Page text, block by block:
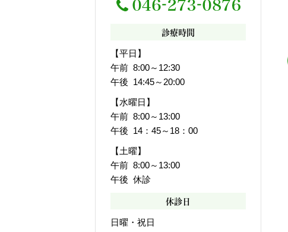
診療時間
【平日】
午前 8:00～12:30
午後 14:45～20:00
【水曜日】
午前 8:00～13:00
午後 14：45～18：00
【土曜】
午前 8:00～13:00
午後 休診
休診日
日曜・祝日